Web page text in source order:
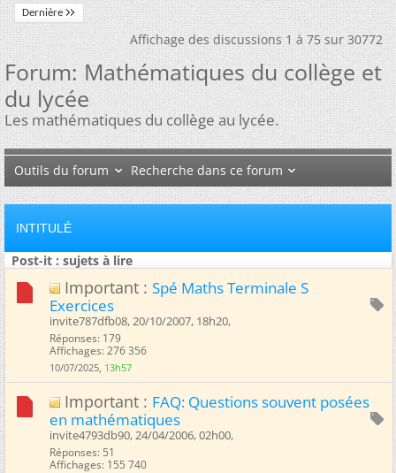
Dernière
Affichage des discussions 1 à 75 sur 30772
Forum:Mathématiques du collège et
du lycée
Les mathématiques du collège au lycée.
Outils du forum Recherche dans ce forum
INTITULÉ
Post-it : sujets à lire
Important : Spé Maths Terminale S
Exercices
invite787dfb08, 20/10/2007, 18h20, ‎
Réponses: 179
Affichages: 276 356
10/07/2025, 13h57
Important : FAQ: Questions souvent posées
en mathématiques
invite4793db90, 24/04/2006, 02h00, ‎
Réponses: 51
Affichages: 155 740